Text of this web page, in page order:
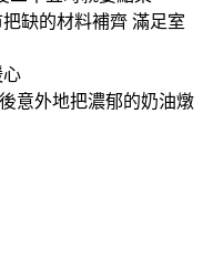
缺的材料補齊 滿足室
心
意外地把濃郁的奶油燉